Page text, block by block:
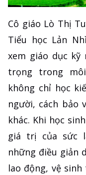
Cô giáo Lò Thị
Tiểu học Lản
xem giáo dục kỹ
trọng trong
không chỉ học
người, cách bảo
khác. Khi học
giá trị của sức
những điều giản
lao động, vệ